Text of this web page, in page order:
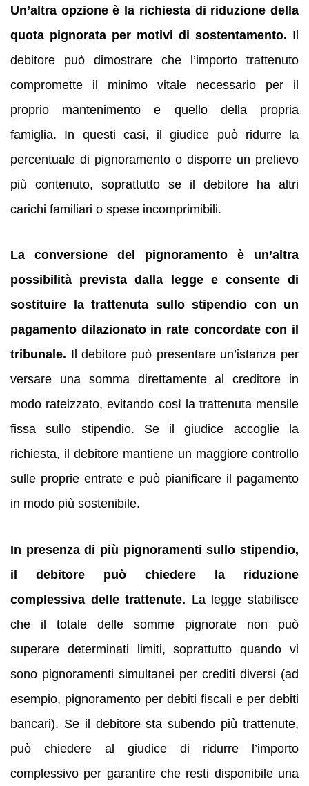
Un’altra opzione è la richiesta di riduzione della
quota pignorata per motivi di sostentamento. Il
debitore può dimostrare che l’importo trattenuto
compromette il minimo vitale necessario per il
proprio mantenimento e quello della propria
famiglia. In questi casi, il giudice può ridurre la
percentuale di pignoramento o disporre un prelievo
più contenuto, soprattutto se il debitore ha altri
carichi familiari o spese incomprimibili.
La conversione del pignoramento è un’altra
possibilità prevista dalla legge e consente di
sostituire la trattenuta sullo stipendio con un
pagamento dilazionato in rate concordate con il
tribunale. Il debitore può presentare un’istanza per
versare una somma direttamente al creditore in
modo rateizzato, evitando così la trattenuta mensile
fissa sullo stipendio. Se il giudice accoglie la
richiesta, il debitore mantiene un maggiore controllo
sulle proprie entrate e può pianificare il pagamento
in modo più sostenibile.
In presenza di più pignoramenti sullo stipendio,
il debitore può chiedere la riduzione
complessiva delle trattenute. La legge stabilisce
che il totale delle somme pignorate non può
superare determinati limiti, soprattutto quando vi
sono pignoramenti simultanei per crediti diversi (ad
esempio, pignoramento per debiti fiscali e per debiti
bancari). Se il debitore sta subendo più trattenute,
può chiedere al giudice di ridurre l’importo
complessivo per garantire che resti disponibile una